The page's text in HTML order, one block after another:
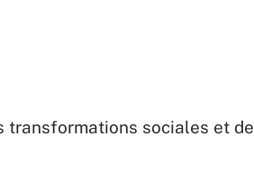
transformations sociales et de